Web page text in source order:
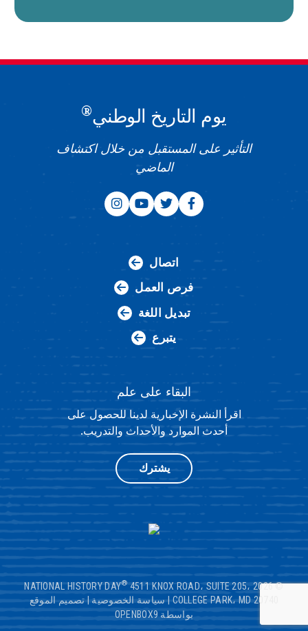
يوم التاريخ الوطني®
التأثير على المستقبل من خلال اكتشاف
الماضي
اتصال
فرص العمل
تبديل اللغة
يتبرع
البقاء على علم
اقرأ النشرة الإخبارية لدينا للحصول على
أحدث الموارد والأحداث والتدريب.
يشترك
© 2026 NATIONAL HISTORY DAY
® 4511 KNOX ROAD، SUITE 205،
COLLEGE PARK، MD 20740|سياسة الخصوصية|تصميم الموقع
بواسطة OPENBOX9